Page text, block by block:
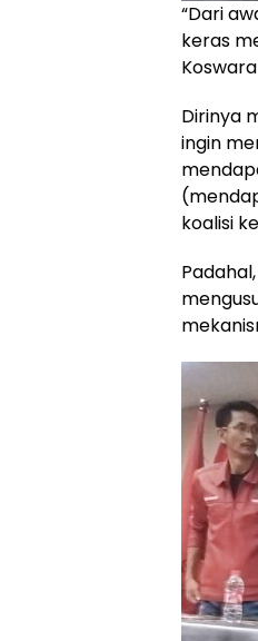
“Dari
keras
Dirinya
ingin
koalisi